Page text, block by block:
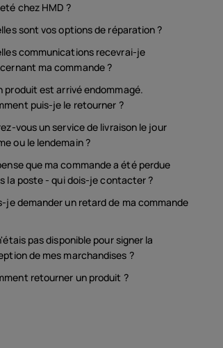
chez HMD ?
sont vos options de réparation ?
communications recevrai-je
ma commande ?
produit est arrivé endommagé.
puis-je le retourner ?
vous un service de livraison le jour
ou le lendemain ?
que ma commande a été perdue
la poste - qui dois-je contacter ?
je demander un retard de ma commande
pas disponible pour signer la
de mes marchandises ?
retourner un produit ?